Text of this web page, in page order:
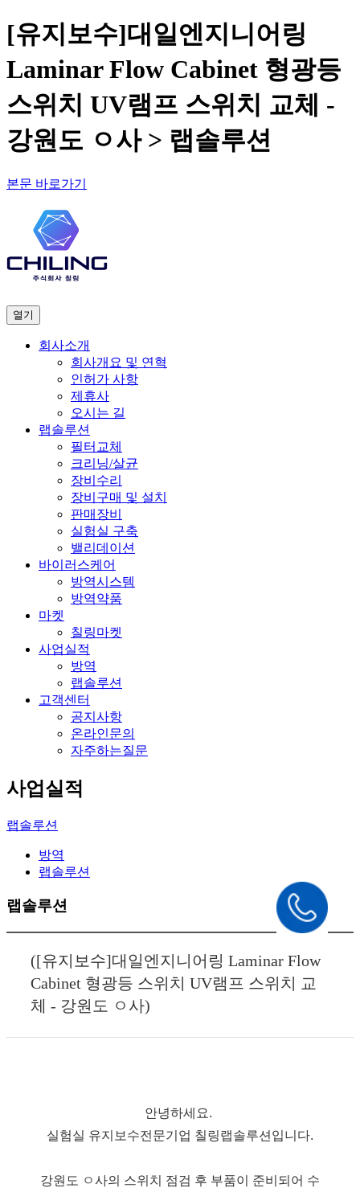
[유지보수]대일엔지니어링
Laminar Flow Cabinet 형광등
스위치 UV램프 스위치 교체 -
강원도 ㅇ사 > 랩솔루션
본문 바로가기
열기
회사소개
회사개요 및 연혁
인허가 사항
제휴사
오시는 길
랩솔루션
필터교체
크리닝/살균
장비수리
장비구매 및 설치
판매장비
실험실 구축
밸리데이션
바이러스케어
방역시스템
방역약품
마켓
칠링마켓
사업실적
방역
랩솔루션
고객센터
공지사항
온라인문의
자주하는질문
사업실적
랩솔루션
방역
랩솔루션
랩솔루션
([유지보수]대일엔지니어링 Laminar Flow
Cabinet 형광등 스위치 UV램프 스위치 교
체 - 강원도 ㅇ사)
안녕하세요.
실험실 유지보수전문기업 칠링랩솔루션입니다.
강원도 ㅇ사의 스위치 점검 후 부품이 준비되어 수